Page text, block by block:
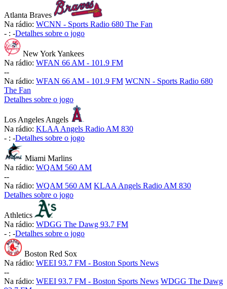
Atlanta Braves
Na rádio: WCNN - Sports Radio 680 The Fan
- : -Detalhes sobre o jogo
New York Yankees
Na rádio: WFAN 66 AM - 101.9 FM
--
Na rádio: WFAN 66 AM - 101.9 FM WCNN - Sports Radio 680
The Fan
Detalhes sobre o jogo
Los Angeles Angels
Na rádio: KLAA Angels Radio AM 830
- : -Detalhes sobre o jogo
Miami Marlins
Na rádio: WQAM 560 AM
--
Na rádio: WQAM 560 AM KLAA Angels Radio AM 830
Detalhes sobre o jogo
Athletics
Na rádio: WDGG The Dawg 93.7 FM
- : -Detalhes sobre o jogo
Boston Red Sox
Na rádio: WEEI 93.7 FM - Boston Sports News
--
Na rádio: WEEI 93.7 FM - Boston Sports News WDGG The Dawg